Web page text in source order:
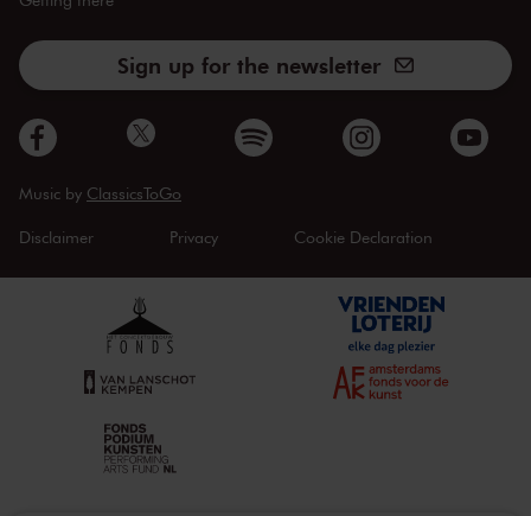
Sign up for the newsletter
Music by ClassicsToGo
Disclaimer Privacy Cookie Declaration